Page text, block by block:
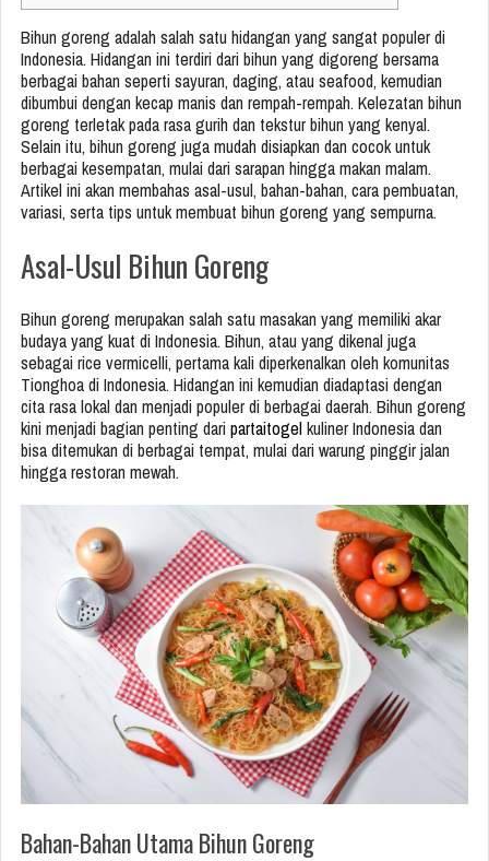
Bihun goreng adalah salah satu hidangan yang sangat populer di
Indonesia. Hidangan ini terdiri dari bihun yang digoreng bersama
berbagai bahan seperti sayuran, daging, atau seafood, kemudian
dibumbui dengan kecap manis dan rempah-rempah. Kelezatan bihun
goreng terletak pada rasa gurih dan tekstur bihun yang kenyal.
Selain itu, bihun goreng juga mudah disiapkan dan cocok untuk
berbagai kesempatan, mulai dari sarapan hingga makan malam.
Artikel ini akan membahas asal-usul, bahan-bahan, cara pembuatan,
variasi, serta tips untuk membuat bihun goreng yang sempurna.
Asal-Usul Bihun Goreng
Bihun goreng merupakan salah satu masakan yang memiliki akar
budaya yang kuat di Indonesia. Bihun, atau yang dikenal juga
sebagai rice vermicelli, pertama kali diperkenalkan oleh komunitas
Tionghoa di Indonesia. Hidangan ini kemudian diadaptasi dengan
cita rasa lokal dan menjadi populer di berbagai daerah. Bihun goreng
kini menjadi bagian penting dari partaitogelkuliner Indonesia dan
bisa ditemukan di berbagai tempat, mulai dari warung pinggir jalan
hingga restoran mewah.
Bahan-Bahan Utama Bihun Goreng